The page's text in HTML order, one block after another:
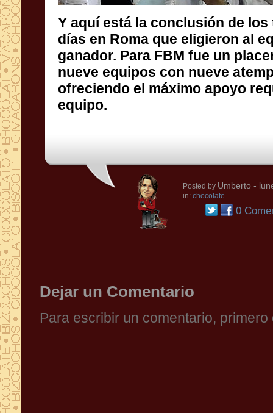
Y aquí está la conclusión de
días en Roma que eligieron al
ganador. Para FBM fue un
nueve equipos con nueve
ofreciendo el máximo apoyo
equipo.
Posted by Umberto -
in: chocolate
0
Dejar un Comentario
Para escribir un comentario,